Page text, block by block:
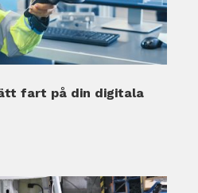
fart på din digitala